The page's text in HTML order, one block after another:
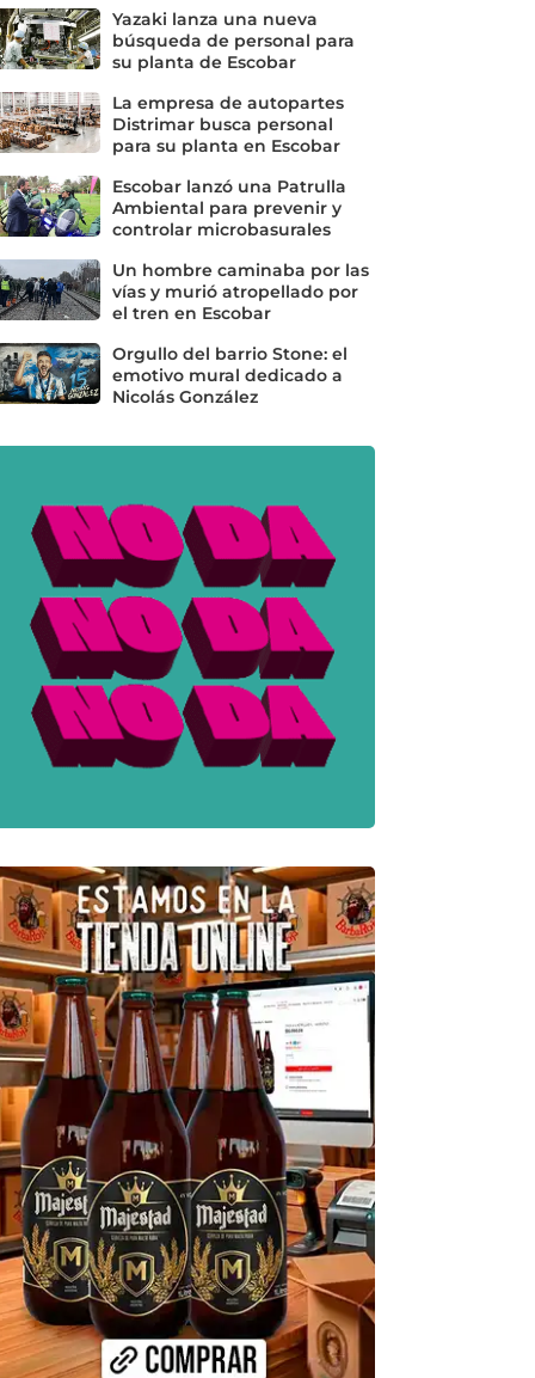
Yazaki lanza una nueva
búsqueda de personal para
su planta de Escobar
La empresa de autopartes
Distrimar busca personal
para su planta en Escobar
Escobar lanzó una Patrulla
Ambiental para prevenir y
controlar microbasurales
Un hombre caminaba por las
vías y murió atropellado por
el tren en Escobar
Orgullo del barrio Stone: el
emotivo mural dedicado a
Nicolás González